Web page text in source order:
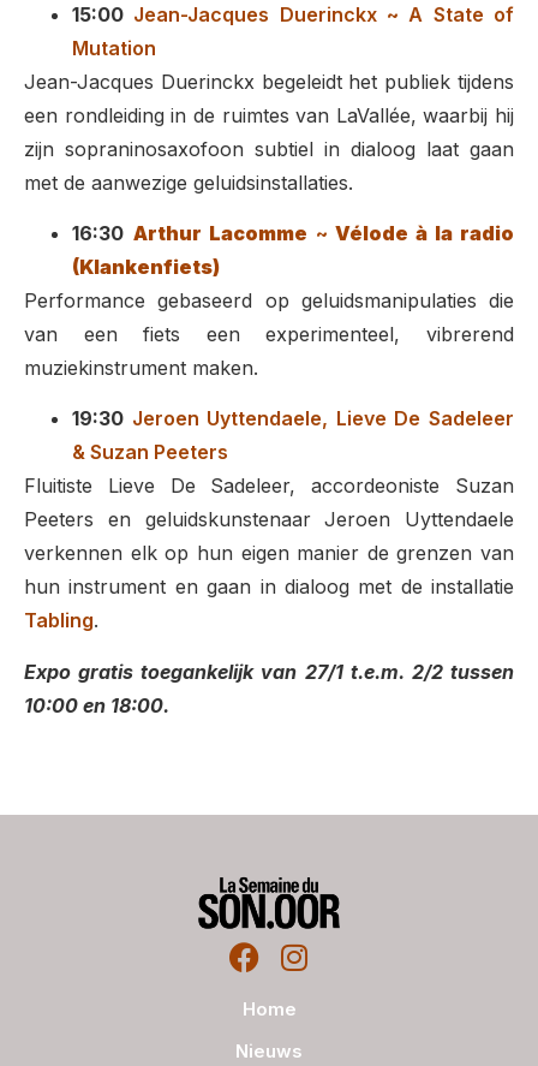
15:00 Jean-Jacques Duerinckx ~ A State of
Mutation
Jean-Jacques Duerinckx begeleidt het publiek tijdens
een rondleiding in de ruimtes van LaVallée, waarbij hij
zijn sopraninosaxofoon subtiel in dialoog laat gaan
met de aanwezige geluidsinstallaties.
16:30 Arthur Lacomme ~Vélode à la radio
(Klankenfiets)
Performance gebaseerd op geluidsmanipulaties die
van een fiets een experimenteel, vibrerend
muziekinstrument maken.
19:30 Jeroen Uyttendaele, Lieve De Sadeleer
& Suzan Peeters
Fluitiste Lieve De Sadeleer, accordeoniste Suzan
Peeters en geluidskunstenaar Jeroen Uyttendaele
verkennen elk op hun eigen manier de grenzen van
hun instrument en gaan in dialoog met de installatie
Tabling.
Expo gratis toegankelijk van 27/1 t.e.m. 2/2 tussen
10:00 en 18:00.
Home
Nieuws